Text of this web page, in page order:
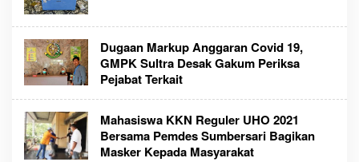
Dugaan Markup Anggaran Covid 19,
GMPK Sultra Desak Gakum Periksa
Pejabat Terkait
Mahasiswa KKN Reguler UHO 2021
Bersama Pemdes Sumbersari Bagikan
Masker Kepada Masyarakat